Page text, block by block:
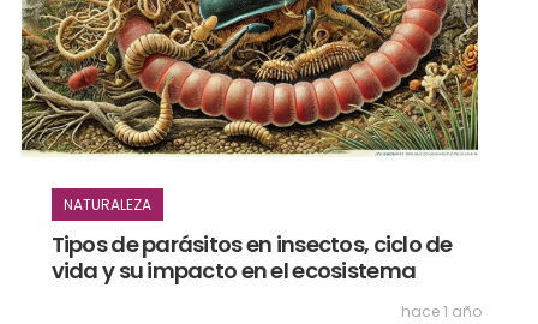
NATURALEZA
Tipos de parásitos en insectos, ciclo de
vida y su impacto en el ecosistema
hace 1 año